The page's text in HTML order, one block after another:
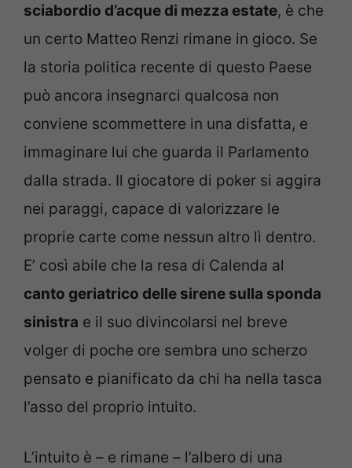
sciabordio d’acque di mezza estate, è che
un certo Matteo Renzi rimane in gioco. Se
la storia politica recente di questo Paese
può ancora insegnarci qualcosa non
conviene scommettere in una disfatta, e
immaginare lui che guarda il Parlamento
dalla strada. Il giocatore di poker si aggira
nei paraggi, capace di valorizzare le
proprie carte come nessun altro lì dentro.
E’ così abile che la resa di Calenda al
canto geriatrico delle sirene sulla sponda
sinistra e il suo divincolarsi nel breve
volger di poche ore sembra uno scherzo
pensato e pianificato da chi ha nella tasca
l’asso del proprio intuito.
L’intuito è – e rimane – l’albero di una